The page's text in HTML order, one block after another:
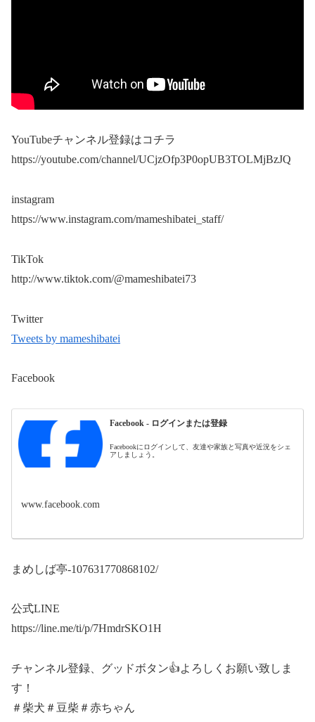
YouTubeチャンネル登録はコチラ
https://youtube.com/channel/UCjzOfp3P0opUB3TOLMjBzJQ
instagram
https://www.instagram.com/mameshibatei_staff/
TikTok
http://www.tiktok.com/@mameshibatei73
Twitter
Tweets by mameshibatei
Facebook
Facebook - ログインまたは登録
Facebookにログインして、友達や家族と写真や近況をシェ
アしましょう。
www.facebook.com
まめしば亭-107631770868102/
公式LINE
https://line.me/ti/p/7HmdrSKO1H
チャンネル登録、グッドボタン👍よろしくお願い致しま
す！
＃柴犬＃豆柴＃赤ちゃん